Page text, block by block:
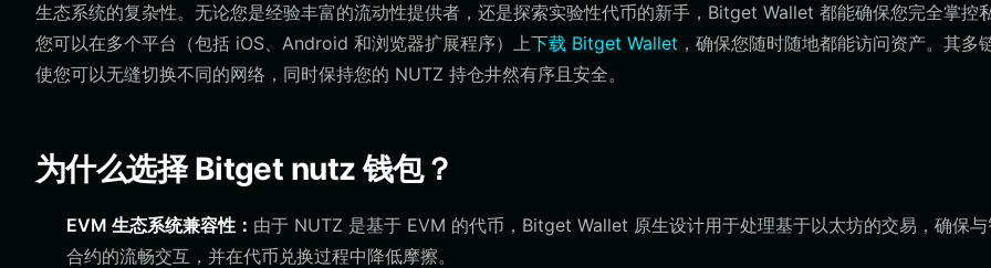
生态系统的复杂性。无论您是经验丰富的流动性提供者，还是探索实验性代币的新手，Bitget Wallet 都能确保您完全掌控私
您可以在多个平台（包括 iOS、Android 和浏览器扩展程序）上下载 Bitget Wallet ，确保您随时随地都能访问资产。其多
使您可以无缝切换不同的网络，同时保持您的 NUTZ 持仓井然有序且安全。
为什么选择 Bitget nutz 钱包？
EVM 生态系统兼容性： 由于 NUTZ 是基于 EVM 的代币，Bitget Wallet 原生设计用于处理基于以太坊的交易，确保
合约的流畅交互，并在代币兑换过程中降低摩擦。